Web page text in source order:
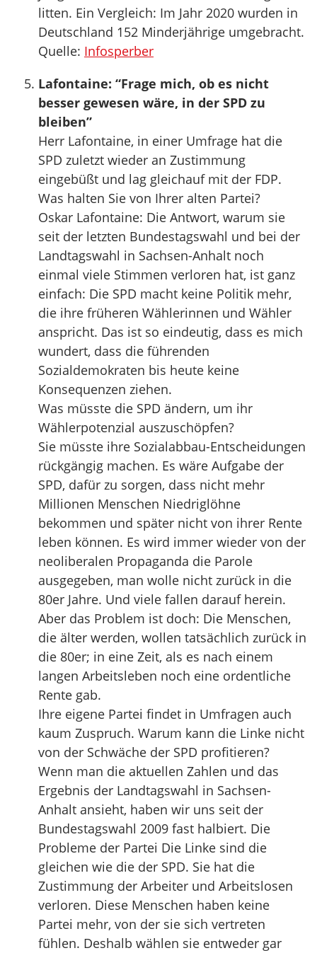
litten. Ein Vergleich: Im Jahr 2020 wurden in
Deutschland 152 Minderjährige umgebracht.
Quelle: Infosperber
Lafontaine: “Frage mich, ob es nicht
besser gewesen wäre, in der SPD zu
bleiben”
Herr Lafontaine, in einer Umfrage hat die
SPD zuletzt wieder an Zustimmung
eingebüßt und lag gleichauf mit der FDP.
Was halten Sie von Ihrer alten Partei?
Oskar Lafontaine: Die Antwort, warum sie
seit der letzten Bundestagswahl und bei der
Landtagswahl in Sachsen-Anhalt noch
einmal viele Stimmen verloren hat, ist ganz
einfach: Die SPD macht keine Politik mehr,
die ihre früheren Wählerinnen und Wähler
anspricht. Das ist so eindeutig, dass es mich
wundert, dass die führenden
Sozialdemokraten bis heute keine
Konsequenzen ziehen.
Was müsste die SPD ändern, um ihr
Wählerpotenzial auszuschöpfen?
Sie müsste ihre Sozialabbau-Entscheidungen
rückgängig machen. Es wäre Aufgabe der
SPD, dafür zu sorgen, dass nicht mehr
Millionen Menschen Niedriglöhne
bekommen und später nicht von ihrer Rente
leben können. Es wird immer wieder von der
neoliberalen Propaganda die Parole
ausgegeben, man wolle nicht zurück in die
80er Jahre. Und viele fallen darauf herein.
Aber das Problem ist doch: Die Menschen,
die älter werden, wollen tatsächlich zurück in
die 80er; in eine Zeit, als es nach einem
langen Arbeitsleben noch eine ordentliche
Rente gab.
Ihre eigene Partei findet in Umfragen auch
kaum Zuspruch. Warum kann die Linke nicht
von der Schwäche der SPD profitieren?
Wenn man die aktuellen Zahlen und das
Ergebnis der Landtagswahl in Sachsen-
Anhalt ansieht, haben wir uns seit der
Bundestagswahl 2009 fast halbiert. Die
Probleme der Partei Die Linke sind die
gleichen wie die der SPD. Sie hat die
Zustimmung der Arbeiter und Arbeitslosen
verloren. Diese Menschen haben keine
Partei mehr, von der sie sich vertreten
fühlen. Deshalb wählen sie entweder gar